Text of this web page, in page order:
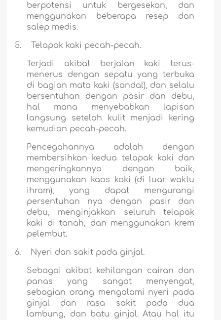
berpotensi untuk bergesekan, dan
menggunakan beberapa resep dan
salep medis.
5. Telapak kaki pecah-pecah.
Terjadi akibat berjalan kaki terus-
menerus dengan sepatu yang terbuka
di bagian mata kaki (sandal), dan selalu
bersentuhan dengan pasir dan debu,
hal mana menyebabkan lapisan
langsung setelah kulit menjadi kering
kemudian pecah-pecah.
Pencegahannya adalah dengan
membersihkan kedua telapak kaki dan
mengeringkannya dengan baik,
menggunakan kaos kaki (di luar waktu
ihram), yang dapat mengurangi
persentuhan nya dengan pasir dan
debu, menginjakkan seluruh telapak
kaki di tanah, dan menggunakan krem
pelembut.
6. Nyeri dan sakit pada ginjal.
Sebagai akibat kehilangan cairan dan
panas yang sangat menyengat,
sebagian orang mengalami nyeri pada
ginjal dan rasa sakit pada dua
lambung, dan batu ginjal. Atau hal itu